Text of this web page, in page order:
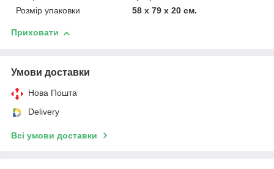
Розмір упаковки
58 x 79 x 20 см.
Приховати
Умови доставки
Нова Пошта
Delivery
Всі умови доставки